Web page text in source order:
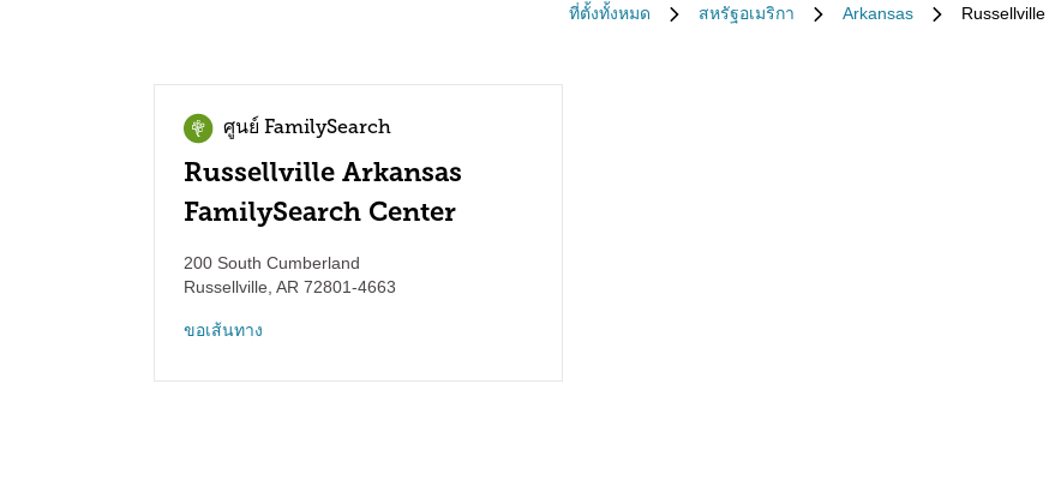
ที่ตั้งทั้งหมด สหรัฐอเมริกา Arkansas Russellville
ศูนย์ FamilySearch
Russellville Arkansas
FamilySearch Center
200 South Cumberland
Russellville AR 72801-4663
ขอเส้นทาง